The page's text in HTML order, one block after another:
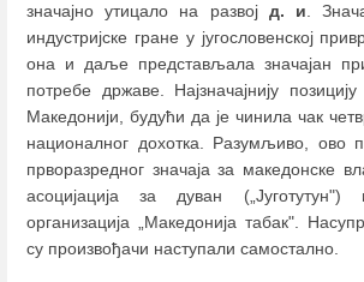
значајно утицало на развој д. и .
индустријске гране у југословенској
она и даље представљала значајан
потребе државе. Најзначајнију позицију
Македонији, будући да је чинила чак
националног дохотка. Разумљиво, ово
прворазредног значаја за македонске
асоцијација за дуван („Југотутун")
организација „Македонија табак".
су произвођачи наступали самостално.